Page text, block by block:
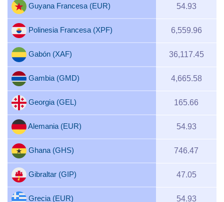
Guyana Francesa (EUR) 54.93
Polinesia Francesa (XPF) 6,559.96
Gabón (XAF) 36,117.45
Gambia (GMD) 4,665.58
Georgia (GEL) 165.66
Alemania (EUR) 54.93
Ghana (GHS) 746.47
Gibraltar (GIP) 47.05
Grecia (EUR) 54.93